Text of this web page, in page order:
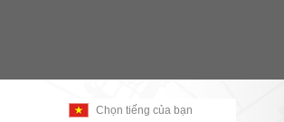
Chọn tiếng của bạn